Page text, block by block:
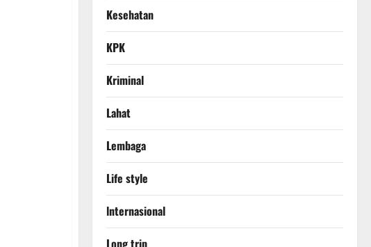
Kesehatan
KPK
Kriminal
Lahat
Lembaga
Life style
lnternasional
Long trip